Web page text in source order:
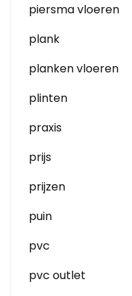
piersma vloeren
plank
planken vloeren
plinten
praxis
prijs
prijzen
puin
pvc
pvc outlet